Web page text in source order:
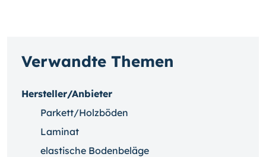
Verwandte Themen
Hersteller/Anbieter
Parkett/Holzböden
Laminat
elastische Bodenbeläge